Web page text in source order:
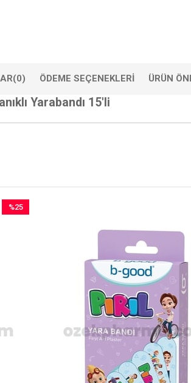
(0) ÖDEME SEÇENEKLERI ÜRÜN
Yarabandı 15'li